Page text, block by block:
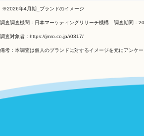
※2026年4月期_ブランドのイメージ
調査調査機関：日本マーケティングリサーチ機構 調査期間：
調査対象者： https://jmro.co.jp/r0317/
備考：本調査は個人のブランドに対するイメージを元にアンケ